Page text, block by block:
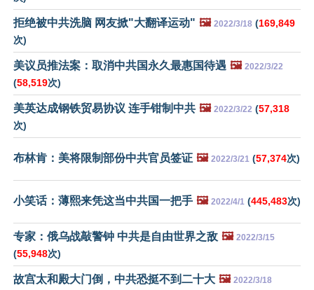
拒绝被中共洗脑 网友掀"大翻译运动" 🖼️ 2022/3/18 (169,849
次)
美议员推法案：取消中共国永久最惠国待遇 🖼️ 2022/3/22
(58,519次)
美英达成钢铁贸易协议 连手钳制中共 🖼️ 2022/3/22 (57,318
次)
布林肯：美将限制部份中共官员签证 🖼️ 2022/3/21 (57,374次)
小笑话：薄熙来凭这当中共国一把手 🖼️ 2022/4/1 (445,483次)
专家：俄乌战敲警钟 中共是自由世界之敌 🖼️ 2022/3/15
(55,948次)
故宫太和殿大门倒，中共恐挺不到二十大 🖼️ 2022/3/18